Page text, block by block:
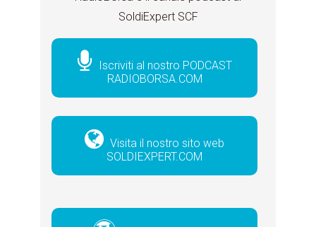
SoldiExpert SCF
Iscriviti al nostro PODCAST
RADIOBORSA.COM
Visita il nostro sito web
SOLDIEXPERT.COM